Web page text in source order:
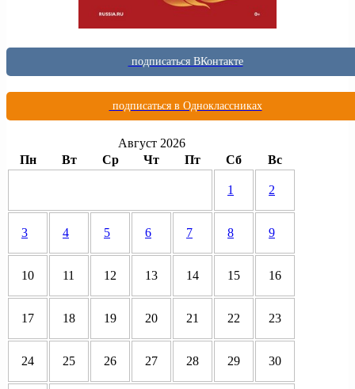
подписаться ВКонтакте
подписаться в Одноклассниках
Август 2026
Пн
Вт Ср Чт Пт Сб Вс
1 2
3 4 5 6 7 8 9
10 11 12 13 14 15 16
17 18 19 20 21 22 23
24 25 26 27 28 29 30